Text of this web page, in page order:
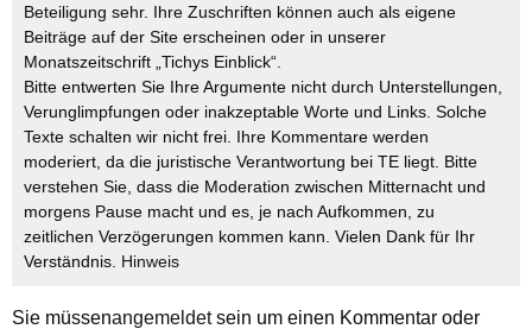
Beteiligung sehr. Ihre Zuschriften können auch als eigene
Beiträge auf der Site erscheinen oder in unserer
Monatszeitschrift „Tichys Einblick“.
Bitte entwerten Sie Ihre Argumente nicht durch Unterstellungen,
Verunglimpfungen oder inakzeptable Worte und Links. Solche
Texte schalten wir nicht frei. Ihre Kommentare werden
moderiert, da die juristische Verantwortung bei TE liegt. Bitte
verstehen Sie, dass die Moderation zwischen Mitternacht und
morgens Pause macht und es, je nach Aufkommen, zu
zeitlichen Verzögerungen kommen kann. Vielen Dank für Ihr
Verständnis. Hinweis
Sie müssenangemeldetsein um einen Kommentar oder